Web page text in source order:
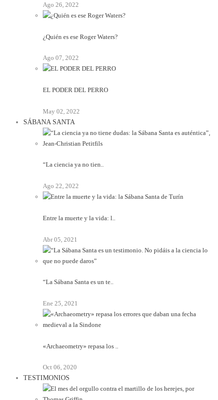
Ago 26, 2022
¿Quién es ese Roger Waters?
Ago 07, 2022
EL PODER DEL PERRO
May 02, 2022
SÁBANA SANTA
“La ciencia ya no tien..
Ago 22, 2022
Entre la muerte y la vida: l..
Abr 05, 2021
“La Sábana Santa es un te..
Ene 25, 2021
«Archaeometry» repasa los ..
Oct 06, 2020
TESTIMONIOS